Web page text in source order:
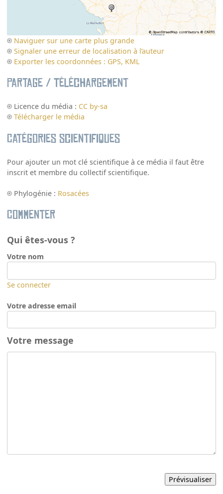
Naviguer sur une carte plus grande
Signaler une erreur de localisation à l’auteur
Exporter les coordonnées : GPS, KML
Partage / Téléchargement
Licence du média : CC by-sa
Télécharger le média
Catégories scientifiques
Pour ajouter un mot clé scientifique à ce média il faut être
inscrit et membre du collectif scientifique.
Phylogénie : Rosacées
Commenter
Qui êtes-vous ?
Votre nom
Se connecter
Votre adresse email
Votre message